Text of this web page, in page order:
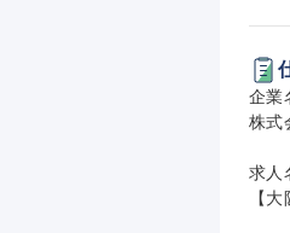
企業
株式
求人
【